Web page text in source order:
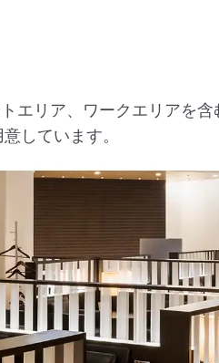
エリア、ワークエリアを
しています。